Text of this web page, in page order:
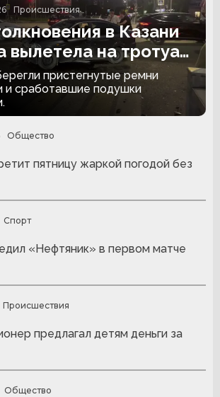
Происшествия
в Казани
вылетела на тротуар
пристегнутые ремни
и сработавшие подушки
Общество
пятницу жаркой погодой без
Спорт
«Нефтяник» в первом матче
Происшествия
предлагал детям деньги за
Общество